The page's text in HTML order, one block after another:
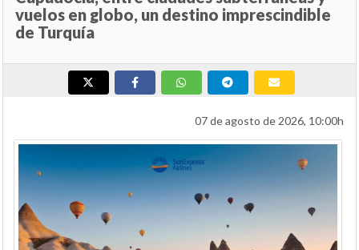
vuelos en globo, un destino imprescindible
de Turquía
07 de agosto de 2026, 10:00h